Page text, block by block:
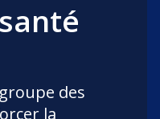
des
la